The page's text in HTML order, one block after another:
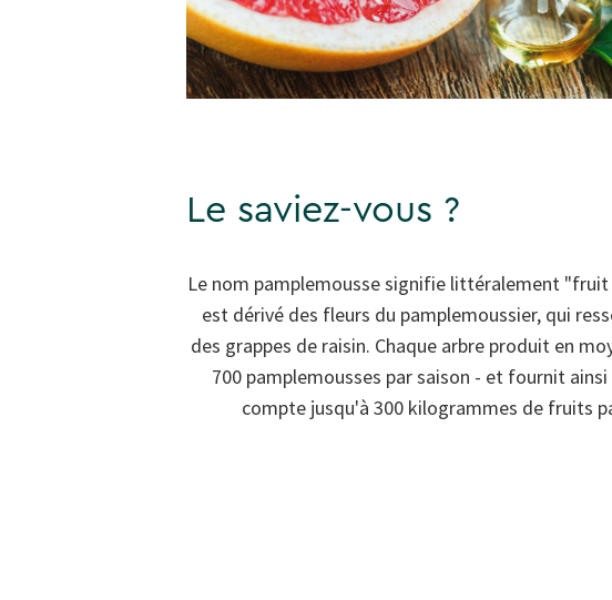
Le saviez-vous ?
Le nom pamplemousse signifie littéralement "fruit
est dérivé des fleurs du pamplemoussier, qui
des grappes de raisin. Chaque arbre produit en
700 pamplemousses par saison - et fournit
compte jusqu'à 300 kilogrammes de fruits